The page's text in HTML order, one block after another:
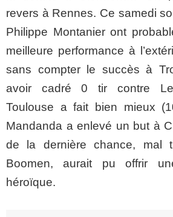
revers à Rennes. Ce samedi
Philippe Montanier ont
meilleure performance à
sans compter le succès à
avoir cadré 0 tir contre
Toulouse a fait bien mieux
Mandanda a enlevé un but à
de la dernière chance, mal
Boomen, aurait pu offrir
héroïque.